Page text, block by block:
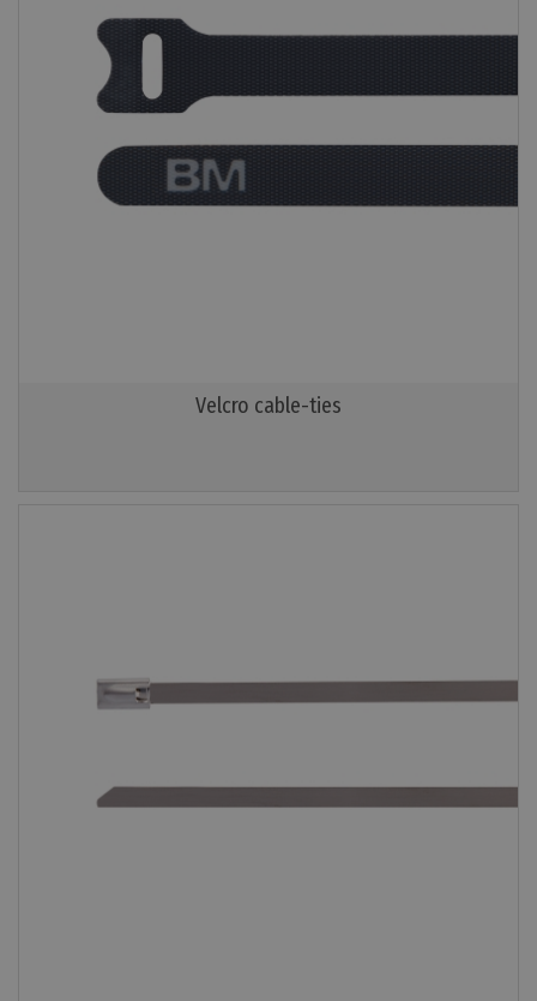
Velcro cable-ties